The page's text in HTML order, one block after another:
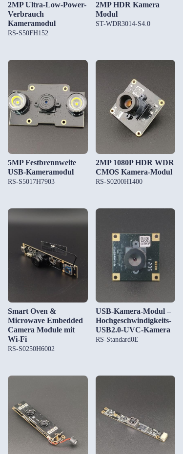
2MP Ultra-Low-Power-
Verbrauch
Kameramodul
RS-S50FH152
2MP HDR Kamera
Modul
ST-WDR3014-S4.0
5MP Festbrennweite
USB-Kameramodul
RS-S5017H7903
2MP 1080P HDR WDR
CMOS Kamera-Modul
RS-S0200H1400
Smart Oven &
Microwave Embedded
Camera Module mit
Wi-Fi
RS-S0250H6002
USB-Kamera-Modul –
Hochgeschwindigkeits-
USB2.0-UVC-Kamera
RS-Standard0E